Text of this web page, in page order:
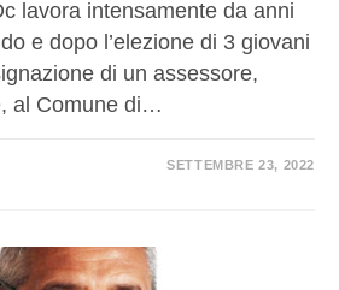
lavora intensamente da anni
e dopo l’elezione di 3 giovani
di un assessore,
al Comune di…
SETTEMBRE 23, 2022